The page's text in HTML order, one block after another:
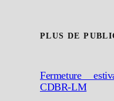
PLUS DE
Fermeture
CDBR-LM